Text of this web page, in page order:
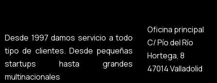
Desde 1997 damos servicio a todo
tipo de clientes. Desde pequeñas
startups hasta grandes
multinacionales
Oficina principal
C/ Pío del Río
Hortega, 8
47014 Valladolid